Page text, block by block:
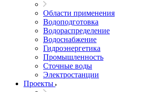
Области применения
Водоподготовка
Водораспределение
Водоснабжение
Гидроэнергетика
Промышленность
Сточные воды
Электростанции
Проекты